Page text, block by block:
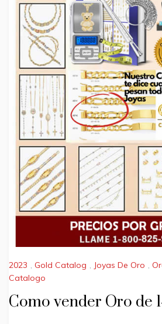
2023 , Gold Catalog , Joyas De Oro ,
Catalogo
Como vender Oro de